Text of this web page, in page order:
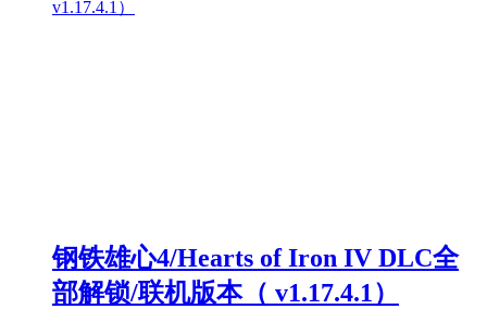
钢铁雄心4/Hearts of Iron IV DLC全
部解锁/联机版本（ v1.17.4.1）